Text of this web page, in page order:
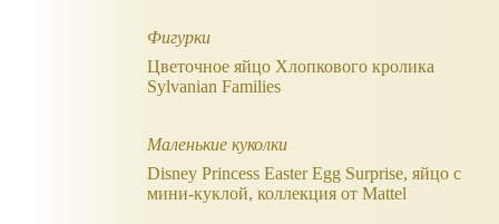
Фигурки
Цветочное яйцо Хлопкового кролика
Sylvanian Families
Маленькие куколки
Disney Princess Easter Egg Surprise, яйцо с
мини-куклой, коллекция от Mattel